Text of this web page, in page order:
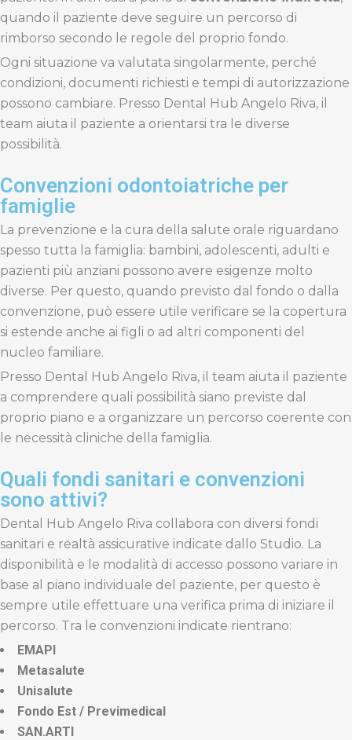
quando il paziente deve seguire un percorso di
rimborso secondo le regole del proprio fondo.
Ogni situazione va valutata singolarmente, perché
condizioni, documenti richiesti e tempi di autorizzazione
possono cambiare. Presso Dental Hub Angelo Riva, il
team aiuta il paziente a orientarsi tra le diverse
possibilità.
Convenzioni odontoiatriche per
famiglie
La prevenzione e la cura della salute orale riguardano
spesso tutta la famiglia: bambini, adolescenti, adulti e
pazienti più anziani possono avere esigenze molto
diverse. Per questo, quando previsto dal fondo o dalla
convenzione, può essere utile verificare se la copertura
si estende anche ai figli o ad altri componenti del
nucleo familiare.
Presso Dental Hub Angelo Riva, il team aiuta il paziente
a comprendere quali possibilità siano previste dal
proprio piano e a organizzare un percorso coerente con
le necessità cliniche della famiglia.
Quali fondi sanitari e convenzioni
sono attivi?
Dental Hub Angelo Riva collabora con diversi fondi
sanitari e realtà assicurative indicate dallo Studio. La
disponibilità e le modalità di accesso possono variare in
base al piano individuale del paziente, per questo è
sempre utile effettuare una verifica prima di iniziare il
percorso. Tra le convenzioni indicate rientrano:
EMAPI
Metasalute
Unisalute
Fondo Est / Previmedical
SAN.ARTI